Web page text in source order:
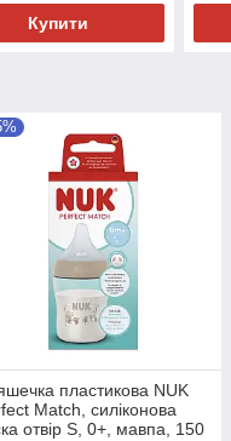
Купити
пластикова NUK
Match, силіконова
отвір S, 0+, мавпа, 150